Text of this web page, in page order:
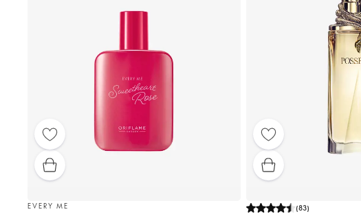
EVERY ME (83)